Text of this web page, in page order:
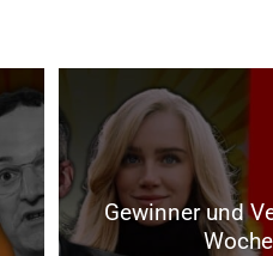
Gewinner und
Woche